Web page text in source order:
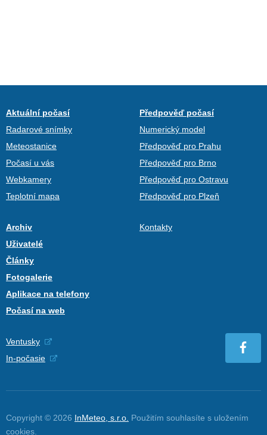
Aktuální počasí
Radarové snímky
Meteostanice
Počasí u vás
Webkamery
Teplotní mapa
Předpověď počasí
Numerický model
Předpověď pro Prahu
Předpověď pro Brno
Předpověď pro Ostravu
Předpověď pro Plzeň
Archiv
Uživatelé
Články
Fotogalerie
Aplikace na telefony
Počasí na web
Kontakty
Ventusky
In-počasie
Copyright © 2026 InMeteo, s.r.o. Použitím souhlasíte s uložením
cookies